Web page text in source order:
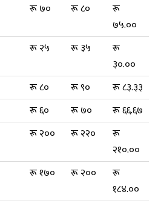
रू ७० रू ८०
रू
७५.००
रू २५ रू ३५
रू
३०.००
रू ८० रू ९०
रू ८३.३३
रू ६० रू ७०
रू ६६.६७
रू २०० रू २२०
रू
२१०.००
रू १७० रू २००
रू
१८४.००